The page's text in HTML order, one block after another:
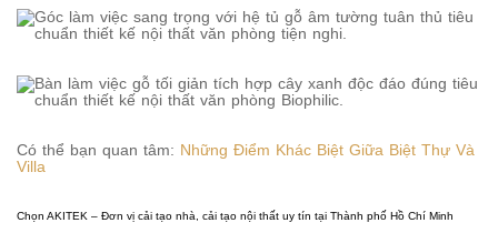
Có thể bạn quan tâm: Những Điểm Khác Biệt Giữa Biệt Thự Và
Villa
Chọn AKITEK – Đơn vị cải tạo nhà, cải tạo nội thất uy tín tại Thành phố Hồ Chí Minh